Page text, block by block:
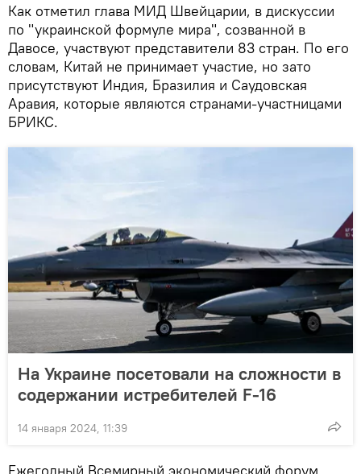
Как отметил глава МИД Швейцарии, в дискуссии
по "украинской формуле мира", созванной в
Давосе, участвуют представители 83 стран. По его
словам, Китай не принимает участие, но зато
присутствуют Индия, Бразилия и Саудовская
Аравия, которые являются странами-участницами
БРИКС.
На Украине посетовали на сложности в
содержании истребителей F-16
14 января 2024, 11:39
Ежегодный Всемирный экономический форум